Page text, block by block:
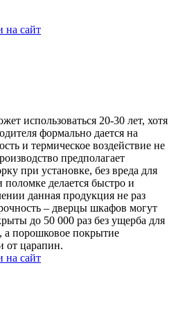
на сайт
использоваться 20-30 лет, хотя
формально дается на
и термическое воздействие не
предполагает
при установке, без вреда для
делается быстро и
данная продукция не раз
– дверцы шкафов могут
до 50 000 раз без ущерба для
а порошковое покрытие
от царапин.
на сайт